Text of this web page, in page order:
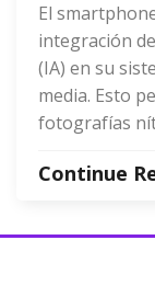
El
integración
(IA) en su
media. Esto
fotografías
Continue